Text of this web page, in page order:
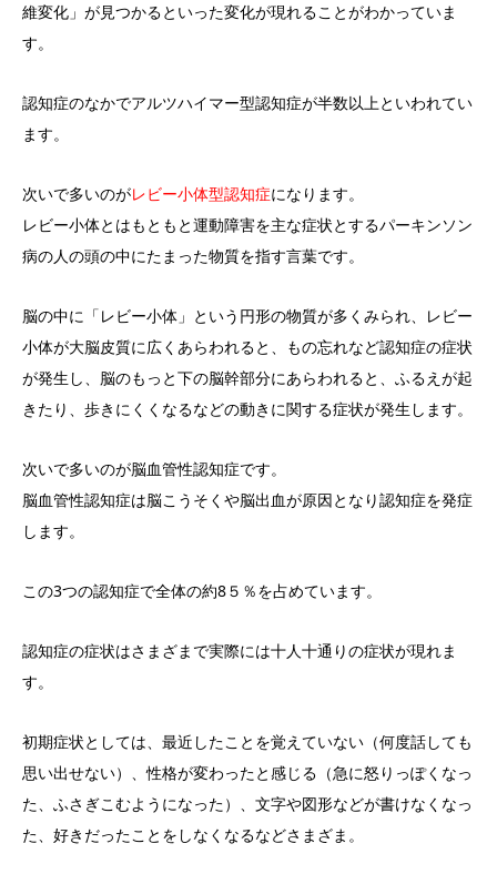
維変化」が見つかるといった変化が現れることがわかっていま
す。
認知症のなかでアルツハイマー型認知症が半数以上といわれてい
ます。
次いで多いのがレビー小体型認知症になります。
レビー小体とはもともと運動障害を主な症状とするパーキンソン
病の人の頭の中にたまった物質を指す言葉です。
脳の中に「レビー小体」という円形の物質が多くみられ、レビー
小体が大脳皮質に広くあらわれると、もの忘れなど認知症の症状
が発生し、脳のもっと下の脳幹部分にあらわれると、ふるえが起
きたり、歩きにくくなるなどの動きに関する症状が発生します。
次いで多いのが脳血管性認知症です。
脳血管性認知症は脳こうそくや脳出血が原因となり認知症を発症
します。
この3つの認知症で全体の約8５％を占めています。
認知症の症状はさまざまで実際には十人十通りの症状が現れま
す。
初期症状としては、最近したことを覚えていない（何度話しても
思い出せない）、性格が変わったと感じる（急に怒りっぽくなっ
た、ふさぎこむようになった）、文字や図形などが書けなくなっ
た、好きだったことをしなくなるなどさまざま。